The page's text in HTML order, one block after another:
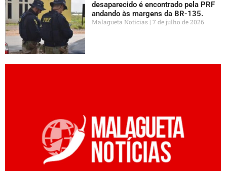
desaparecido é encontrado pela PRF
andando às margens da BR-135.
Malagueta Notícias 7 de julho de 2026